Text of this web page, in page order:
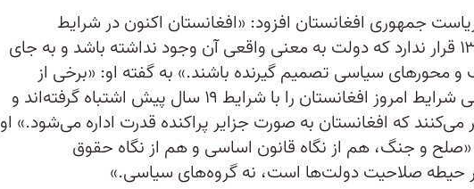
جمهوری افغانستان افزود: «افغانستان اکنون در شرایط
سال‌های ۱۳۸۰ قرار ندارد که دولت به معنی واقعی آن وجود نداشته باشد و به جای
و محورهای سیاسی تصمیم گیرنده باشند.» به گفته او: «برخی از
احزاب سیاسی شرایط امروز افغانستان را با شرایط ۱۹ سال پیش اشتباه گرفته‌اند و
که افغانستان به صورت جزایر پراکنده قدرت اداره می‌شود.» او
«صلح و جنگ، هم از نگاه قانون اساسی و هم از نگاه حقوق
حیطه صلاحیت دولت‌ها است، نه گروه‌های سیاسی.»